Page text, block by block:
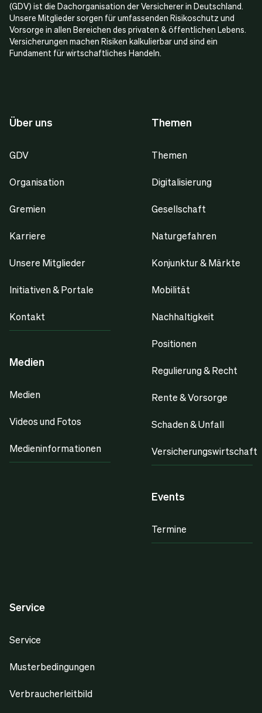
(GDV) ist die Dachorganisation der Versicherer in Deutschland.
Unsere Mitglieder sorgen für umfassenden Risikoschutz und
Vorsorge in allen Bereichen des privaten & öffentlichen Lebens.
Versicherungen machen Risiken kalkulierbar und sind ein
Fundament für wirtschaftliches Handeln.
Über uns
GDV
Organisation
Gremien
Karriere
Unsere Mitglieder
Initiativen & Portale
Kontakt
Medien
Medien
Videos und Fotos
Medieninformationen
Themen
Themen
Digitalisierung
Gesellschaft
Naturgefahren
Konjunktur & Märkte
Mobilität
Nachhaltigkeit
Positionen
Regulierung & Recht
Rente & Vorsorge
Schaden & Unfall
Versicherungswirtschaft
Events
Termine
Service
Service
Musterbedingungen
Verbraucherleitbild